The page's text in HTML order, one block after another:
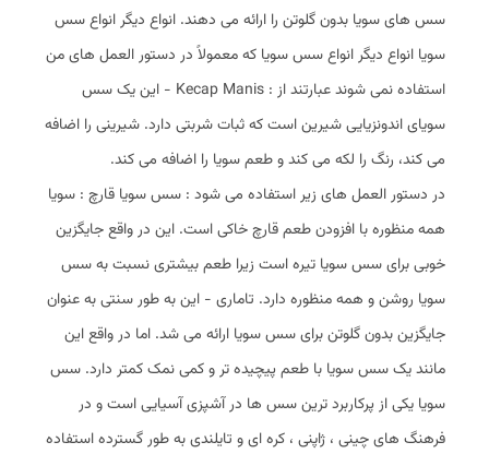
سس های سویا بدون گلوتن را ارائه می دهند. انواع دیگر انواع سس
سویا انواع دیگر انواع سس سویا که معمولاً در دستور العمل های من
استفاده نمی شوند عبارتند از : ‏Kecap Manis - این یک سس
سویای اندونزیایی شیرین است که ثبات شربتی دارد. شیرینی را اضافه
می کند، رنگ را لکه می کند و طعم سویا را اضافه می کند.
در دستور العمل های زیر استفاده می شود : سس سویا قارچ : سویا
همه منظوره با افزودن طعم قارچ خاکی است. این در واقع جایگزین
خوبی برای سس سویا تیره است زیرا طعم بیشتری نسبت به سس
سویا روشن و همه منظوره دارد. تاماری - این به طور سنتی به عنوان
جایگزین بدون گلوتن برای سس سویا ارائه می شد. اما در واقع این
مانند یک سس سویا با طعم پیچیده تر و کمی نمک کمتر دارد. سس
سویا یکی از پرکاربرد ترین سس ‌ها در آشپزی آسیایی است و در
فرهنگ ‌های چینی ، ژاپنی ، کره ‌ای و تایلندی به طور گسترده استفاده